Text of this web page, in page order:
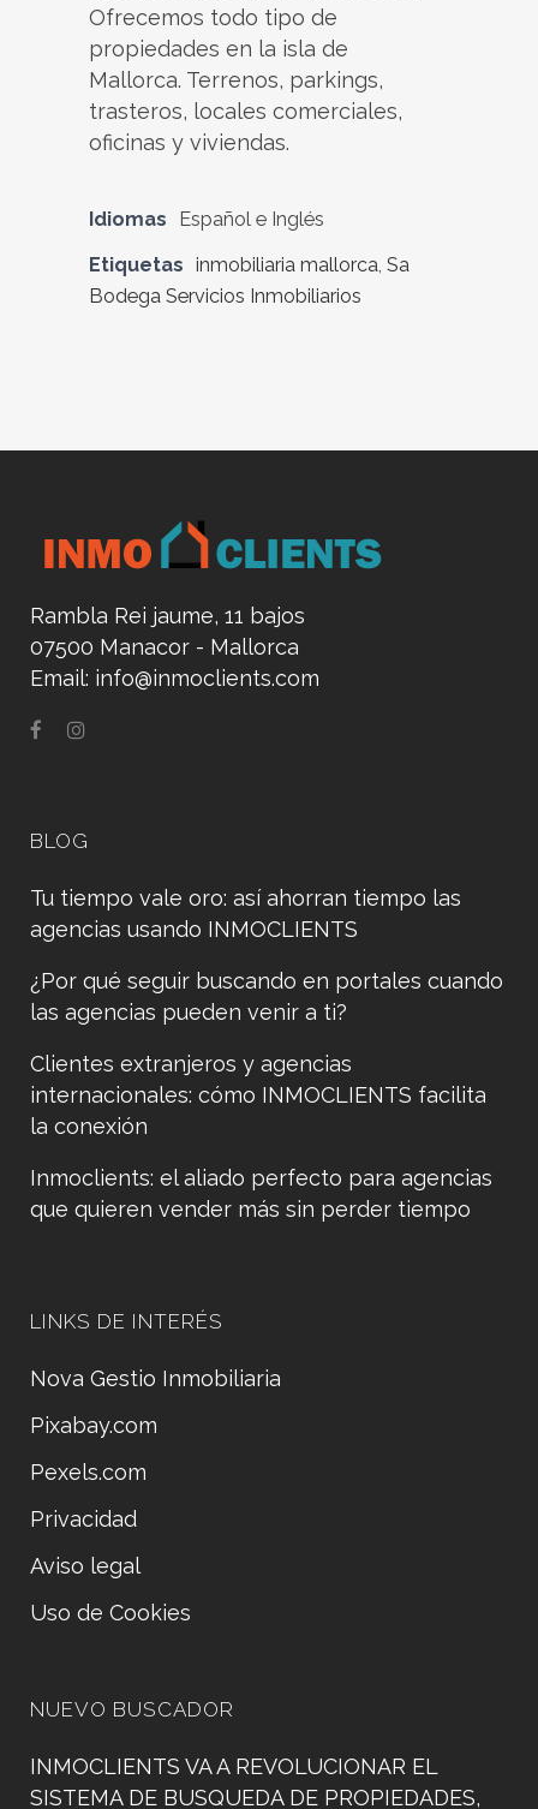
Ofrecemos todo tipo de
propiedades en la isla de
Mallorca. Terrenos, parkings,
trasteros, locales comerciales,
oficinas y viviendas.
Idiomas
Español e Inglés
Etiquetas inmobiliaria mallorca, Sa
Bodega Servicios Inmobiliarios
Rambla Rei jaume, 11 bajos
07500 Manacor - Mallorca
Email: info@inmoclients.com
BLOG
Tu tiempo vale oro: así ahorran tiempo las
agencias usando INMOCLIENTS
¿Por qué seguir buscando en portales cuando
las agencias pueden venir a ti?
Clientes extranjeros y agencias
internacionales: cómo INMOCLIENTS facilita
la conexión
Inmoclients: el aliado perfecto para agencias
que quieren vender más sin perder tiempo
LINKS DE INTERÉS
Nova Gestio Inmobiliaria
Pixabay.com
Pexels.com
Privacidad
Aviso legal
Uso de Cookies
NUEVO BUSCADOR
INMOCLIENTS VA A REVOLUCIONAR EL
SISTEMA DE BUSQUEDA DE PROPIEDADES,